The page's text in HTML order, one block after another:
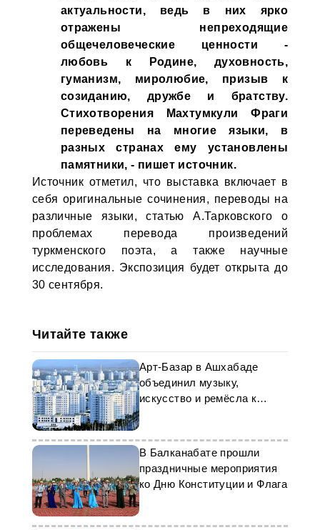
актуальности, ведь в них ярко
отражены непреходящие
общечеловеческие ценности -
любовь к Родине, духовность,
гуманизм, миролюбие, призыв к
созиданию, дружбе и братству.
Стихотворения Махтумкули Фраги
переведены на многие языки, в
разных странах ему установлены
памятники, - пишет источник.
Источник отметил, что выставка включает в
себя оригинальные сочинения, переводы на
различные языки, статью А.Тарковского о
проблемах перевода произведений
туркменского поэта, а также научные
исследования. Экспозиция будет открыта до
30 сентября.
Читайте также
Арт-Базар в Ашхабаде
объединил музыку,
искусство и ремёсла к
новогодним праздникам
В Балканабате прошли
праздничные мероприятия
ко Дню Конституции и Флага